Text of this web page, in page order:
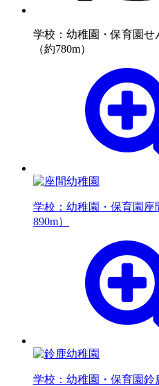
学校：幼稚園・保育園せ
（約780m）
学校：幼稚園・保育園 座
890m）
学校：幼稚園・保育園鈴